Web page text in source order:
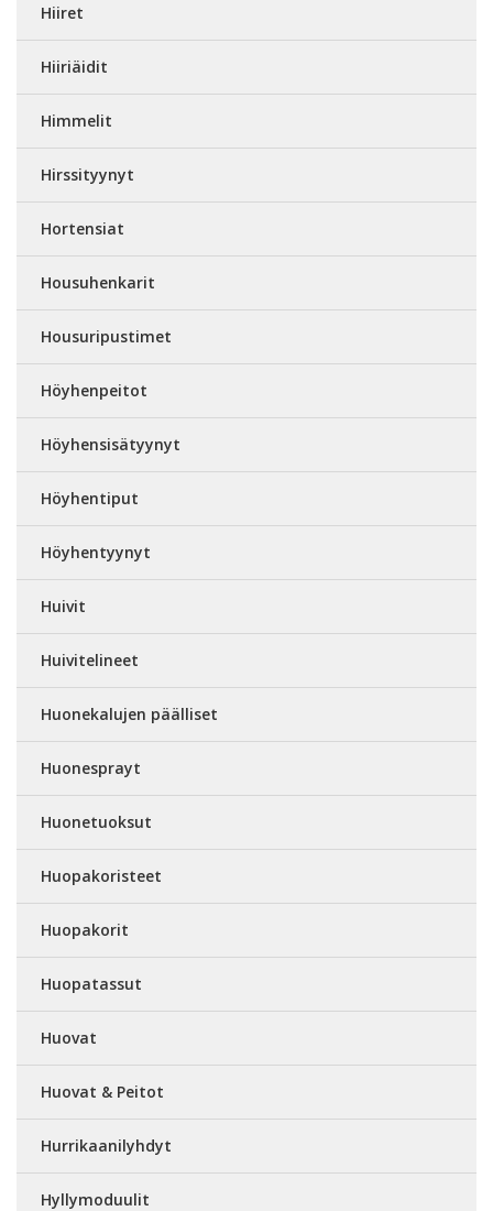
Hiiret
Hiiriäidit
Himmelit
Hirssityynyt
Hortensiat
Housuhenkarit
Housuripustimet
Höyhenpeitot
Höyhensisätyynyt
Höyhentiput
Höyhentyynyt
Huivit
Huivitelineet
Huonekalujen päälliset
Huonesprayt
Huonetuoksut
Huopakoristeet
Huopakorit
Huopatassut
Huovat
Huovat & Peitot
Hurrikaanilyhdyt
Hyllymoduulit